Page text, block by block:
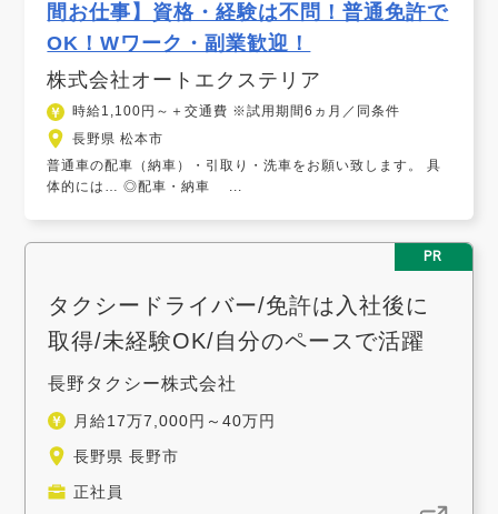
間お仕事】資格・経験は不問！普通免許で
OK！Wワーク・副業歓迎！
株式会社オートエクステリア
時給1,100円～＋交通費 ※試用期間6ヵ月／同条件
長野県 松本市
普通車の配車（納車）・引取り・洗車をお願い致します。 具
体的には… ◎配車・納車 ...
PR
タクシードライバー/免許は入社後に
取得/未経験OK/自分のペースで活躍
長野タクシー株式会社
月給17万7,000円～40万円
長野県 長野市
正社員